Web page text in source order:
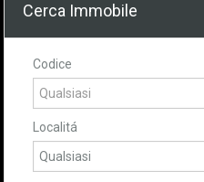
Cerca Immobile
Codice
Localitá